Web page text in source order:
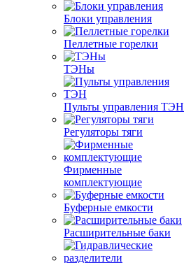
Блоки управления
Пеллетные горелки
ТЭНы
Пульты управления ТЭН
Регуляторы тяги
Фирменные
комплектующие
Буферные емкости
Расширительные баки